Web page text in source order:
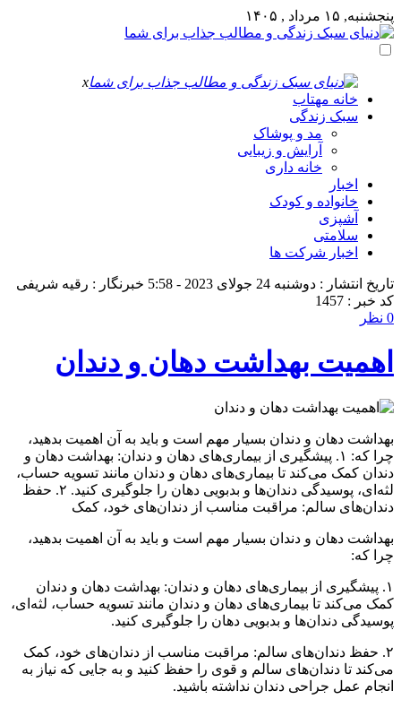
پنجشنبه, ۱۵ مرداد , ۱۴۰۵
x
خانه مهتاب
سبک زندگی
مد و پوشاک
آرایش و زیبایی
خانه داری
اخبار
خانواده و کودک
آشپزی
سلامتی
اخبار شرکت ها
تاریخ انتشار : دوشنبه 24 جولای 2023 - 5:58
خبرنگار : رقیه شریفی
کد خبر : 1457
0 نظر
اهمیت بهداشت دهان و دندان
بهداشت دهان و دندان بسیار مهم است و باید به آن اهمیت بدهید،
چرا که: ۱. پیشگیری از بیماری‌های دهان و دندان: بهداشت دهان و
دندان کمک می‌کند تا بیماری‌های دهان و دندان مانند تسویه حساب،
لثه‌ای، پوسیدگی دندان‌ها و بدبویی دهان را جلوگیری کنید. ۲. حفظ
دندان‌های سالم: مراقبت مناسب از دندان‌های خود، کمک
بهداشت دهان و دندان بسیار مهم است و باید به آن اهمیت بدهید،
چرا که:
۱. پیشگیری از بیماری‌های دهان و دندان: بهداشت دهان و دندان
کمک می‌کند تا بیماری‌های دهان و دندان مانند تسویه حساب، لثه‌ای،
پوسیدگی دندان‌ها و بدبویی دهان را جلوگیری کنید.
۲. حفظ دندان‌های سالم: مراقبت مناسب از دندان‌های خود، کمک
می‌کند تا دندان‌های سالم و قوی را حفظ کنید و به جایی که نیاز به
انجام عمل جراحی دندان نداشته باشید.